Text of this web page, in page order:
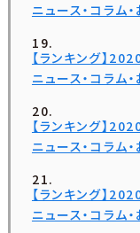
ニュース・コラム
【ランキング】
ニュース・コラム
【ランキング】
ニュース・コラム
【ランキング】
ニュース・コラム